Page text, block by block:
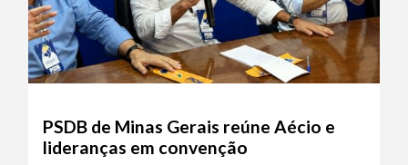
PSDB de Minas Gerais reúne Aécio e
lideranças em convenção